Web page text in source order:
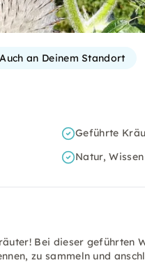
Auch an Deinem Standort
Geführte
Natur,
Bei dieser geführten
zu sammeln und